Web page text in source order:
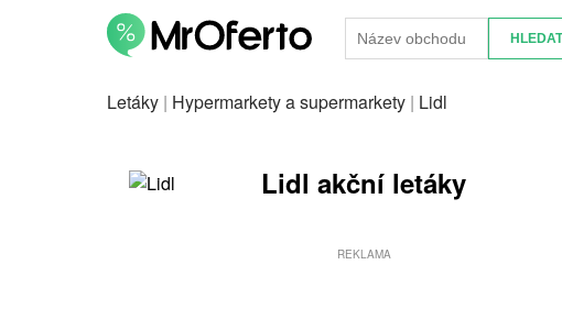
Letáky | Hypermarkety a supermarkety | Lidl
Lidl akční letáky
REKLAMA